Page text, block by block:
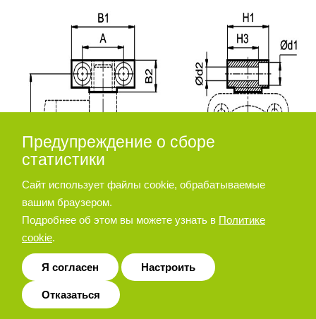
Диаметр
Предупреждение о сборе
статистики
Сайт использует файлы cookie, обрабатываемые
вашим браузером.
Подробнее об этом вы можете узнать в Политике
cookie.
Я согласен Настроить
Отказаться